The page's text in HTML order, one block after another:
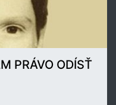
PRÁVO ODÍSŤ